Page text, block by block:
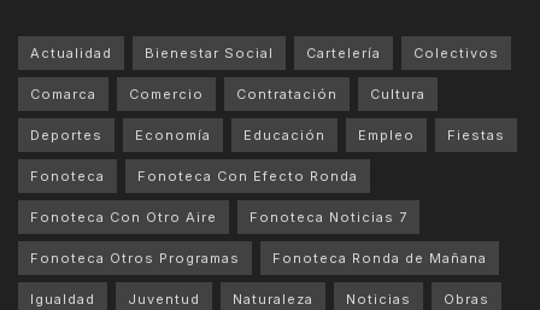
Actualidad Bienestar Social Cartelería Colectivos
Comarca Comercio Contratación Cultura
Deportes Economía Educación Empleo Fiestas
Fonoteca Fonoteca Con Efecto Ronda
Fonoteca Con Otro Aire Fonoteca Noticias 7
Fonoteca Otros Programas Fonoteca Ronda de Mañana
Igualdad Juventud Naturaleza Noticias Obras